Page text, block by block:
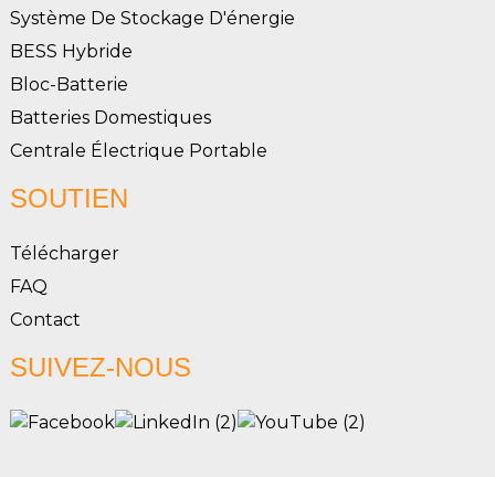
Système De Stockage D'énergie
BESS Hybride
Bloc-Batterie
Batteries Domestiques
Centrale Électrique Portable
SOUTIEN
Télécharger
FAQ
Contact
SUIVEZ-NOUS